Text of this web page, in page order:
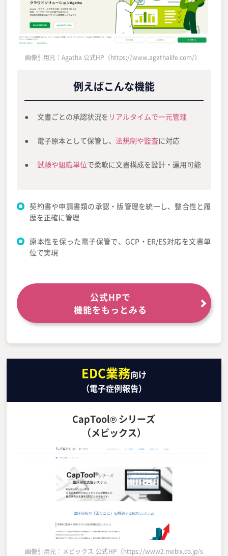
画像引用元：Agatha 公式HP（https://www.agathalife.com/）
例えばこんな機能
文書ごとの承認状況を リアルタイムで一元管理
電子原本として保管し、 法規制や監査に対応
試験や組織単位で柔軟に文書構成を設計・運用可能
契約書や申請書類の承認・版管理を統一し、整合性と履
歴を正確に管理
原本性を保った電子保管で、GCP・ER/ES対応を文書単
位で実現
公式HPで
機能をもっとみる
EDC業務向け
（電子症例報告）
CapTool® シリーズ
（メビックス）
画像引用元：メビックス 公式HP（https://www2.mebix.co.jp/s